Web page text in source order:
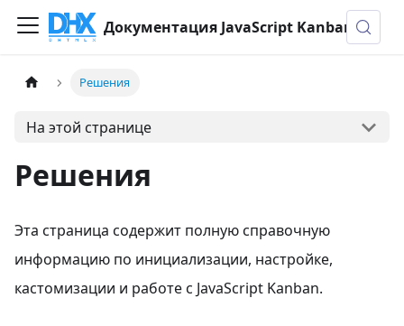
Документация JavaScript Kanban
Решения
На этой странице
Решения
Эта страница содержит полную справочную
информацию по инициализации, настройке,
кастомизации и работе с JavaScript Kanban.